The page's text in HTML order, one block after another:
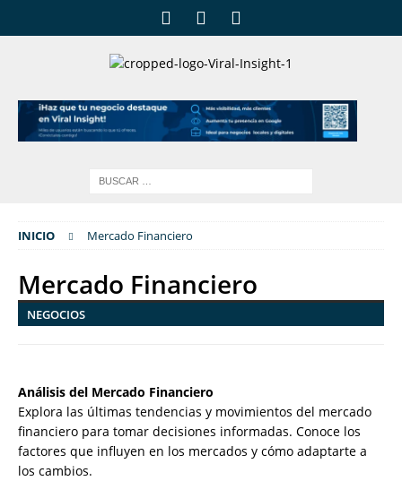
INICIO Mercado Financiero
Mercado Financiero
NEGOCIOS
Análisis del Mercado Financiero
Explora las últimas tendencias y movimientos del mercado
financiero para tomar decisiones informadas. Conoce los
factores que influyen en los mercados y cómo adaptarte a
los cambios.